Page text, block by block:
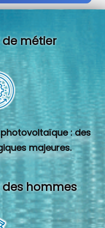
métier
: des
majeures.
hommes